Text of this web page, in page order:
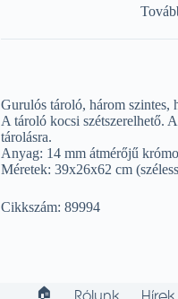
Gurulós tároló, három szintes,
A tároló kocsi szétszerelhető.
tárolásra.
Anyag: 14 mm átmérőjű
Méretek: 39x26x62 cm
Cikkszám: 89994
🏠︎ Rólunk Hírek